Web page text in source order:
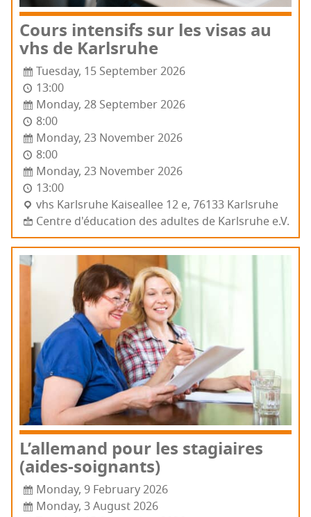
Cours inten­sifs sur les visas au
vhs de Karlsruhe
Tuesday, 15 September 2026
13:00
Monday, 28 September 2026
8:00
Monday, 23 November 2026
8:00
Monday, 23 November 2026
13:00
vhs Karls­ruhe Kai­seal­lee 12 e, 76133 Karls­ruhe
Centre d'éducation des adultes de Karlsruhe e.V.
L’al­le­mand pour les sta­giaires
(aides-soi­gnants)
Monday, 9 February 2026
Monday, 3 August 2026